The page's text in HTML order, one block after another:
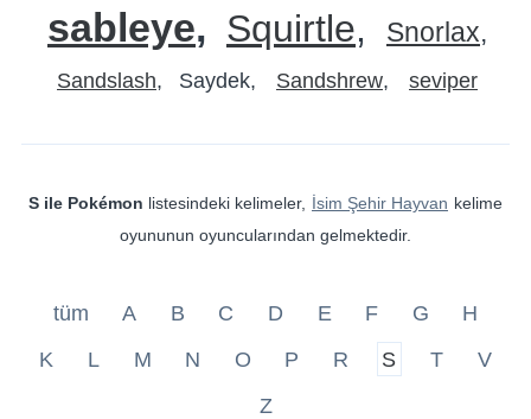
sableye Squirtle Snorlax
Sandslash Saydek Sandshrew seviper
S ile Pokémon listesindeki kelimeler, İsim Şehir Hayvan kelime
oyununun oyuncularından gelmektedir.
tüm A B C D E F G
H
K
L M N O P R S T
V
Z